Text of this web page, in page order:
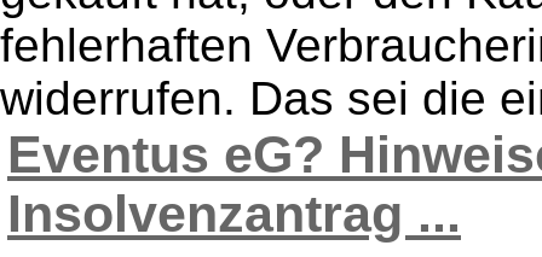
fehlerhaften
widerrufen. Das sei die
Eventus eG?
Insolvenzantrag ...